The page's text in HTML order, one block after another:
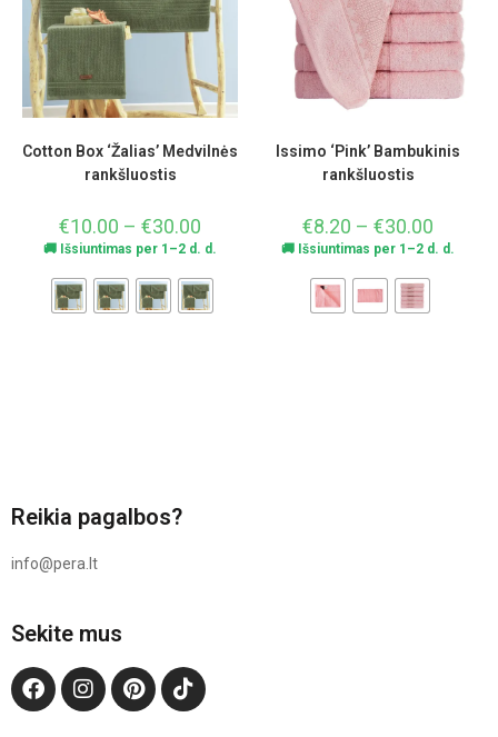
Cotton Box ‘Žalias’ Medvilnės
rankšluostis
€10.00 – €30.00
🚚 Išsiuntimas per 1–2 d. d.
Issimo ‘Pink’ Bambukinis
rankšluostis
€8.20 – €30.00
🚚 Išsiuntimas per 1–2 d. d.
Reikia pagalbos?
info@pera.lt
Sekite mus